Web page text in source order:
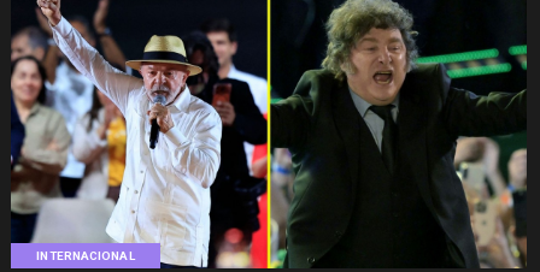
INTERNACIONAL